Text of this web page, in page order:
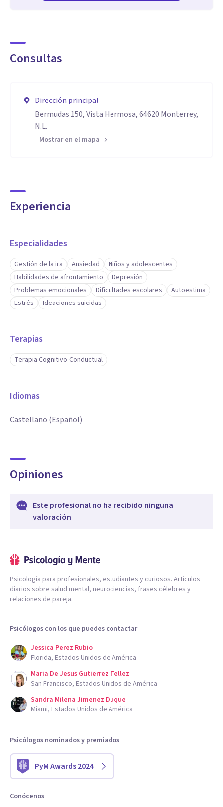
Consultas
Dirección principal
Bermudas 150, Vista Hermosa, 64620 Monterrey,
N.L.
Mostrar en el mapa
Experiencia
Especialidades
Gestión de la ira Ansiedad
Niños y adolescentes
Habilidades de afrontamiento
Depresión
Problemas emocionales
Dificultades escolares
Autoestima
Estrés
Ideaciones suicidas
Terapias
Terapia Cognitivo-Conductual
Idiomas
Castellano (Español)
Opiniones
Este profesional no ha recibido ninguna
valoración
Psicología para profesionales, estudiantes y curiosos. Artículos
diarios sobre salud mental, neurociencias, frases célebres y
relaciones de pareja.
Psicólogos con los que puedes contactar
Jessica Perez Rubio
Florida, Estados Unidos de América
Maria De Jesus Gutierrez Tellez
San Francisco, Estados Unidos de América
Sandra Milena Jimenez Duque
Miami, Estados Unidos de América
Psicólogos nominados y premiados
PyM Awards 2024
Conócenos